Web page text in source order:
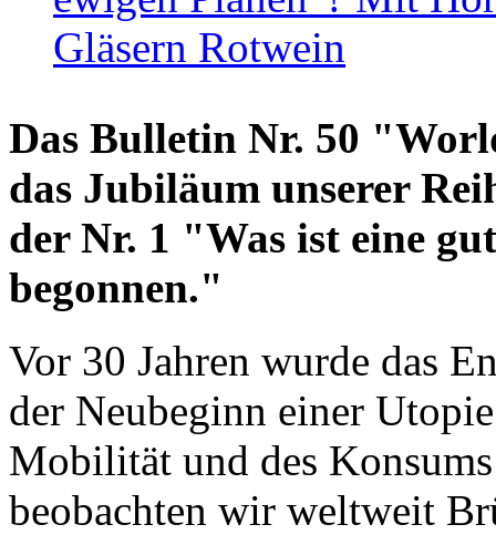
Gläsern Rotwein
Das Bulletin Nr. 50
das Jubiläum unserer
der Nr. 1 "Was ist eine
begonnen."
Vor 30 Jahren wurde das
der Neubeginn einer
Mobilität und des
beobachten wir weltweit